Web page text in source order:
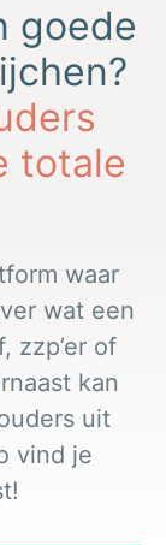
goede
totale
waar
wat een
zzp’er of
kan
uit
vind je